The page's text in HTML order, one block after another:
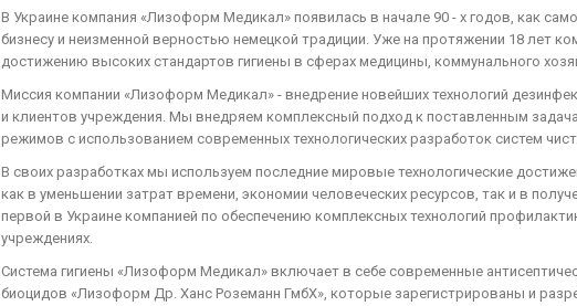
В Украине компания «Лизоформ Медикал» появилась в начале 90 - х годов, как
бизнесу и неизменной верностью немецкой традиции. Уже на протяжении 18 лет
достижению высоких стандартов гигиены в сферах медицины, коммунального
Миссия компании «Лизоформ Медикал» - внедрение новейших технологий
и клиентов учреждения. Мы внедряем комплексный подход к поставленным
режимов с использованием современных технологических разработок систем
В своих разработках мы используем последние мировые технологические
как в уменьшении затрат времени, экономии человеческих ресурсов, так и в
первой в Украине компанией по обеспечению комплексных технологий
учреждениях.
Система гигиены «Лизоформ Медикал» включает в себе современные
биоцидов «Лизоформ Др. Ханс Роземанн ГмбХ», которые зарегистрированы и